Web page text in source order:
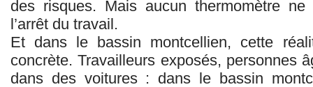
des risques. Mais aucun thermomètre ne
l’arrêt du travail.
Et dans le bassin montcellien, cette
concrète. Travailleurs exposés, personnes
dans des voitures : dans le bassin